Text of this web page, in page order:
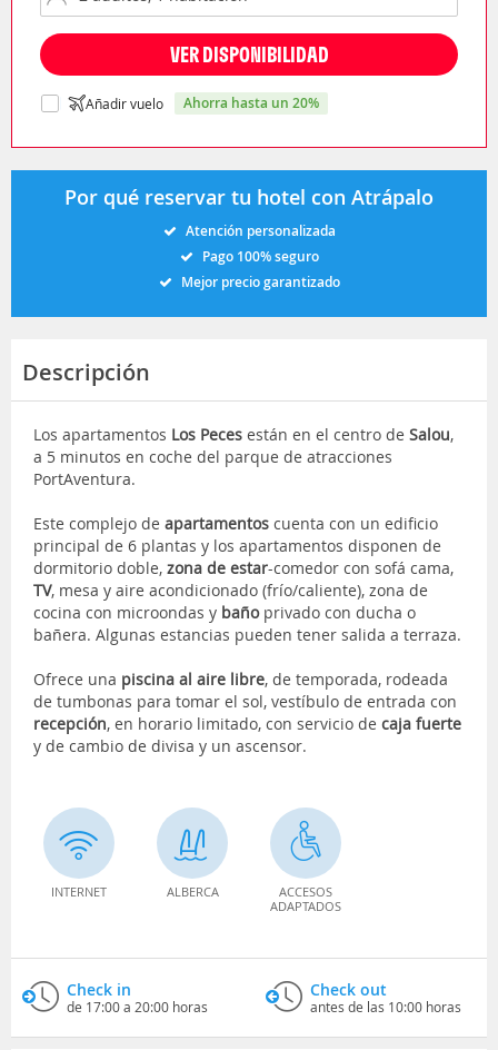
VER DISPONIBILIDAD
Añadir vuelo ahorra hasta un 20%
Por qué reservar tu hotel con Atrápalo
Atención personalizada
Pago 100% seguro
Mejor precio garantizado
Descripción
Los apartamentos Los Peces están en el centro de Salou,
a 5 minutos en coche del parque de atracciones
PortAventura.
Este complejo de apartamentos cuenta con un edificio
principal de 6 plantas y los apartamentos disponen de
dormitorio doble, zona de estar-comedor con sofá cama,
TV, mesa y aire acondicionado (frío/caliente), zona de
cocina con microondas y baño privado con ducha o
bañera. Algunas estancias pueden tener salida a terraza.
Ofrece una piscina al aire libre, de temporada, rodeada
de tumbonas para tomar el sol, vestíbulo de entrada con
recepción, en horario limitado, con servicio de caja fuerte
y de cambio de divisa y un ascensor.
INTERNET ALBERCA
ACCESOS
ADAPTADOS
Check in
de 17:00 a 20:00 horas
Check out
antes de las 10:00 horas